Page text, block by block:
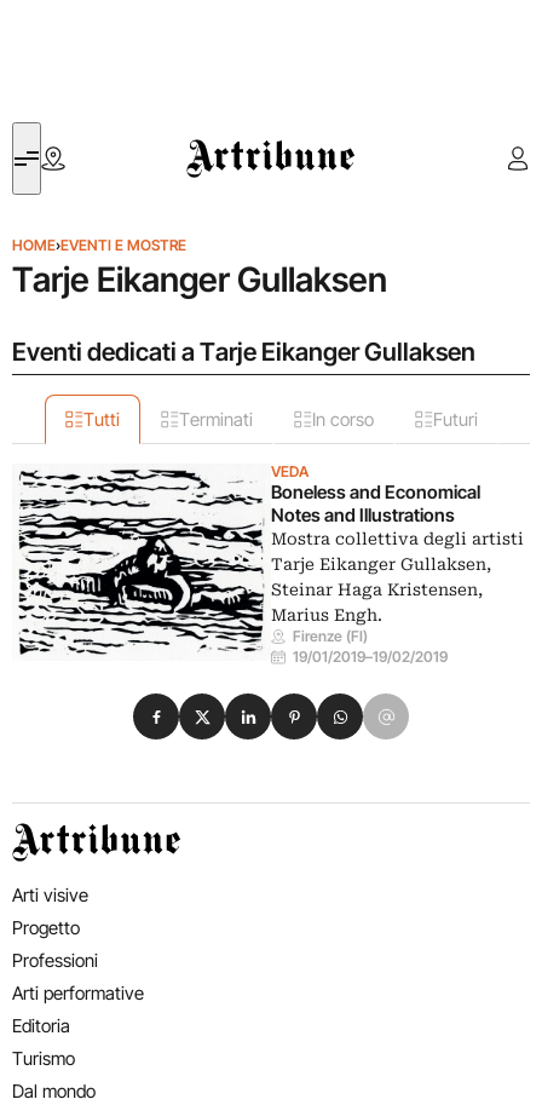
Artribune
HOME›EVENTI E MOSTRE
Tarje Eikanger Gullaksen
Eventi dedicati a Tarje Eikanger Gullaksen
Tutti Terminati In corso Futuri
VEDA
Boneless and Economical
Notes and Illustrations
Mostra collettiva degli artisti
Tarje Eikanger Gullaksen,
Steinar Haga Kristensen,
Marius Engh.
Firenze (FI)
19/01/2019–19/02/2019
Condividi su Facebook
Condividi su X
Condividi su LinkedIn
Condividi su Pinterest
Condividi su WhatsApp
Condividi su Email
Artribune
Arti visive
Progetto
Professioni
Arti performative
Editoria
Turismo
Dal mondo